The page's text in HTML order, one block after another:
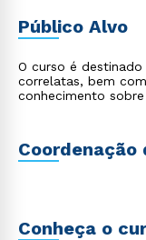
Público Alvo
O curso é
correlatas, bem
conhecimento
Coordenação
Conheça o